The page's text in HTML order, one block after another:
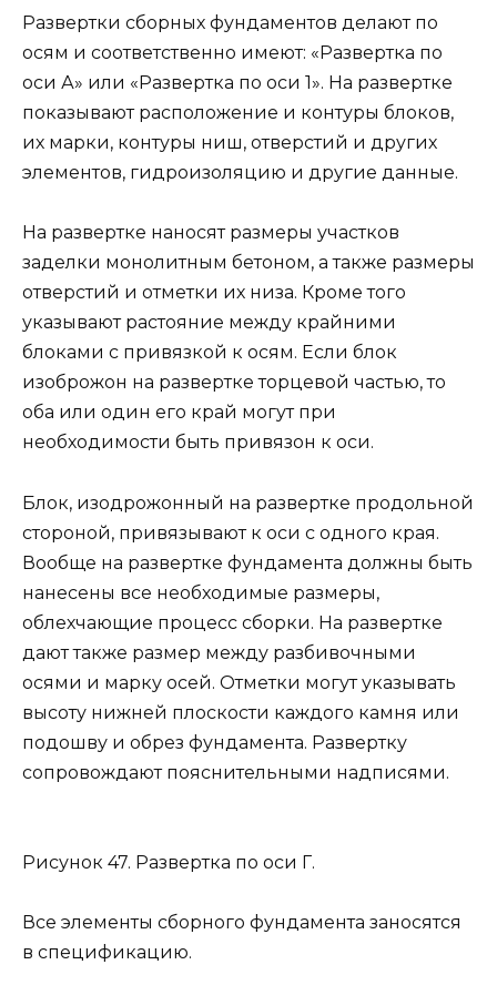
Развертки сборных фундаментов делают по
осям и соответственно имеют: «Развертка по
оси А» или «Развертка по оси 1». На развертке
показывают расположение и контуры блоков,
их марки, контуры ниш, отверстий и других
элементов, гидроизоляцию и другие данные.
На развертке наносят размеры участков
заделки монолитным бетоном, а также размеры
отверстий и отметки их низа. Кроме того
указывают растояние между крайними
блоками с привязкой к осям. Если блок
изоброжон на развертке торцевой частью, то
оба или один его край могут при
необходимости быть привязон к оси.
Блок, изодрожонный на развертке продольной
стороной, привязывают к оси с одного края.
Вообще на развертке фундамента должны быть
нанесены все необходимые размеры,
облехчающие процесс сборки. На развертке
дают также размер между разбивочными
осями и марку осей. Отметки могут указывать
высоту нижней плоскости каждого камня или
подошву и обрез фундамента. Развертку
сопровождают пояснительными надписями.
Рисунок 47. Развертка по оси Г.
Все элементы сборного фундамента заносятся
в спецификацию.